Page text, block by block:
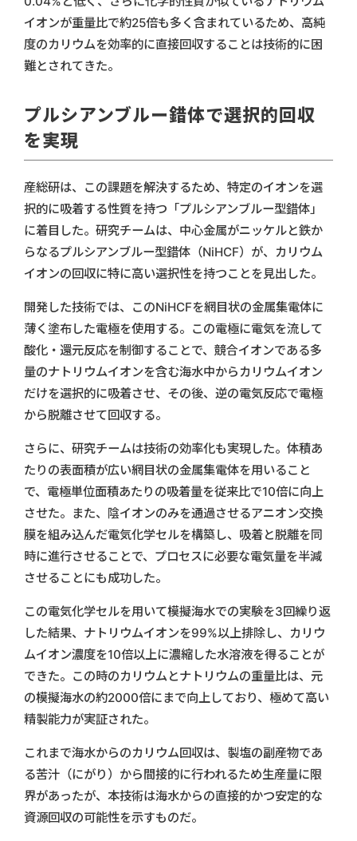
イオンが重量比で約25倍も多く含まれているため、高純
度のカリウムを効率的に直接回収することは技術的に困
難とされてきた。
プルシアンブルー錯体で選択的回収
を実現
産総研は、この課題を解決するため、特定のイオンを選
択的に吸着する性質を持つ「プルシアンブルー型錯体」
に着目した。研究チームは、中心金属がニッケルと鉄か
らなるプルシアンブルー型錯体（NiHCF）が、カリウム
イオンの回収に特に高い選択性を持つことを見出した。
開発した技術では、このNiHCFを網目状の金属集電体に
薄く塗布した電極を使用する。この電極に電気を流して
酸化・還元反応を制御することで、競合イオンである多
量のナトリウムイオンを含む海水中からカリウムイオン
だけを選択的に吸着させ、その後、逆の電気反応で電極
から脱離させて回収する。
さらに、研究チームは技術の効率化も実現した。体積あ
たりの表面積が広い網目状の金属集電体を用いること
で、電極単位面積あたりの吸着量を従来比で10倍に向上
させた。また、陰イオンのみを通過させるアニオン交換
膜を組み込んだ電気化学セルを構築し、吸着と脱離を同
時に進行させることで、プロセスに必要な電気量を半減
させることにも成功した。
この電気化学セルを用いて模擬海水での実験を3回繰り返
した結果、ナトリウムイオンを99%以上排除し、カリウ
ムイオン濃度を10倍以上に濃縮した水溶液を得ることが
できた。この時のカリウムとナトリウムの重量比は、元
の模擬海水の約2000倍にまで向上しており、極めて高い
精製能力が実証された。
これまで海水からのカリウム回収は、製塩の副産物であ
る苦汁（にがり）から間接的に行われるため生産量に限
界があったが、本技術は海水からの直接的かつ安定的な
資源回収の可能性を示すものだ。